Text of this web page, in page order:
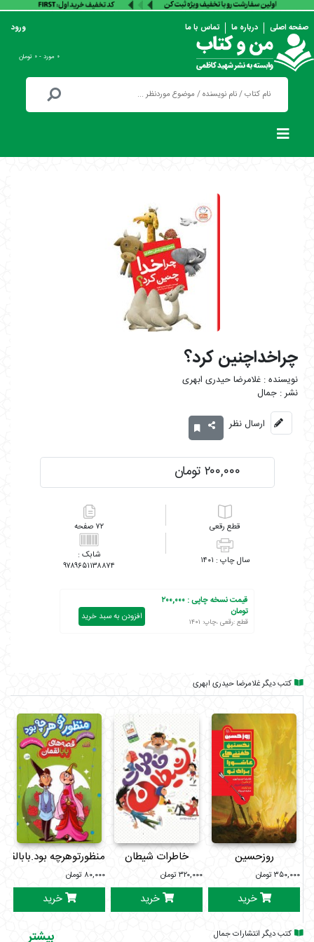
صفحه اصلی درباره ما تماس با ما ورود
۰ مورد - ۰ تومان
چراخداچنین کرد؟
غلامرضا حیدری ابهری
جمال
ارسال نظر
۲۰۰,۰۰۰ تومان
رقعی ۷۲
۱۴۰۱ ۹۷۸۹۶۵۱۱۳۸۸۷۴
قیمت نسخه چاپی :۲۰۰,۰۰۰
تومان
قطع :رقعی ،چاپ: ۱۴۰۱ افزودن به سبد خرید
کتب دیگر غلامرضا حیدری ابهری
روزحسین
۳۵۰,۰۰۰ تومان
خرید
خاطرات شیطان
۳۲۰,۰۰۰ تومان
خرید
منظورتوهرچه
۸۰,۰۰۰ تومان
خرید
کتب دیگر انتشارات جمال بیشتر